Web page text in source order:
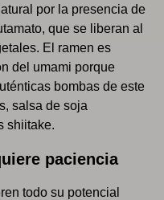
por la presencia de
que se liberan al
El ramen es
del umami porque
bombas de este
salsa de soja
shiitake.
paciencia
todo su potencial